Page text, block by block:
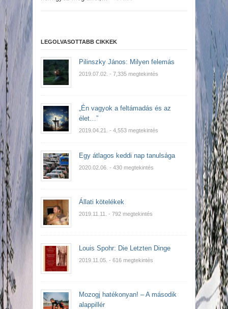
LEGOLVASOTTABB CIKKEK
Pilinszky János: Milyen felemás
2019.07.02. - 7,335 megtekintés
„Én vagyok a feltámadás és az
élet…”
2019.04.21. - 4,553 megtekintés
Egy átlagos keddi nap tanulsága
2020.02.06. - 430 megtekintés
Állati kötelékek
2019.11.11. - 792 megtekintés
Louis Spohr: Die Letzten Dinge
2019.11.05. - 616 megtekintés
Mozogj hatékonyan! – A második
alappillér